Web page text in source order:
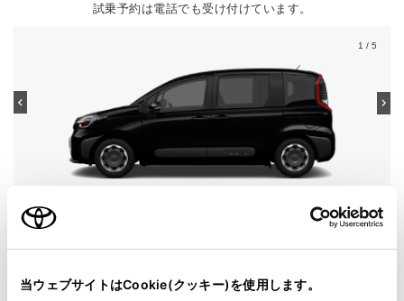
当ウェブサイトはCookie(クッキー)を使用します。
試乗予約は電話でも受け付けています。
1 / 5
カラー ブラック